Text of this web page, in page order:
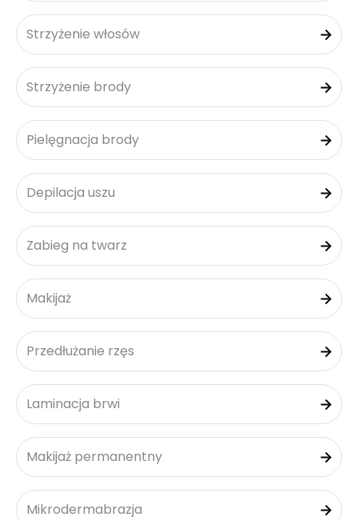
Strzyżenie włosów
Strzyżenie brody
Pielęgnacja brody
Depilacja uszu
Zabieg na twarz
Makijaż
Przedłużanie rzęs
Laminacja brwi
Makijaż permanentny
Mikrodermabrazja